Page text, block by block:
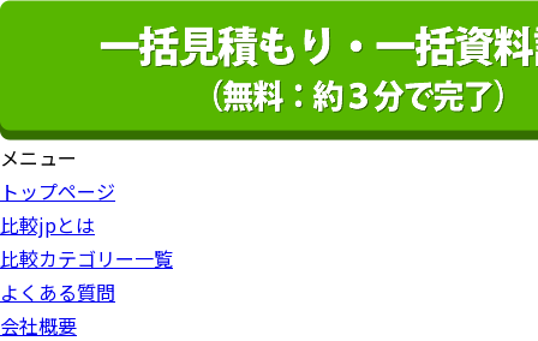
メニュー
トップページ
比較jpとは
比較カテゴリー一覧
よくある質問
会社概要